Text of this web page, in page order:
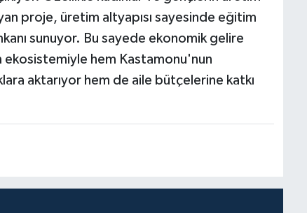
proje, üretim altyapısı sayesinde eğitim
sunuyor. Bu sayede ekonomik gelire
hem Kastamonu'nun
aktarıyor hem de aile bütçelerine katkı